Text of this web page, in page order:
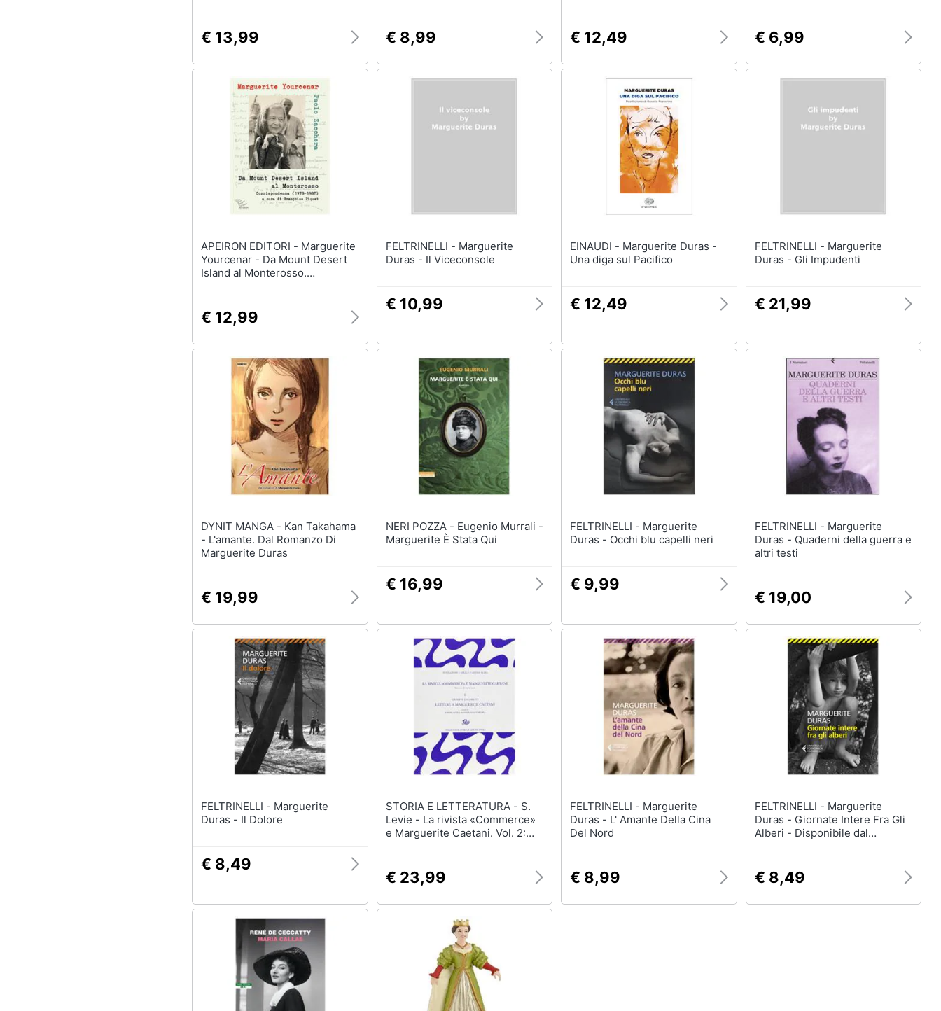
€ 13,99 € 8,99 € 12,49 € 6,99
APEIRON EDITORI - Marguerite
Yourcenar - Da Mount Desert
Island al Monterosso.
€ 12,99
FELTRINELLI - Marguerite
Duras - Il Viceconsole
€ 10,99
EINAUDI - Marguerite Duras -
Una diga sul Pacifico
€ 12,49
FELTRINELLI - Marguerite
Duras - Gli Impudenti
€ 21,99
DYNIT MANGA - Kan Takahama
- L'amante. Dal Romanzo Di
Marguerite Duras
€ 19,99
NERI POZZA - Eugenio Murrali -
Marguerite È Stata Qui
€ 16,99
FELTRINELLI - Marguerite
Duras - Occhi blu capelli neri
€ 9,99
FELTRINELLI - Marguerite
Duras - Quaderni della guerra e
altri testi
€ 19,00
FELTRINELLI - Marguerite
Duras - Il Dolore
€ 8,49
STORIA E LETTERATURA - S.
Levie - La rivista «Commerce»
e Marguerite Caetani. Vol. 2:
€ 23,99
FELTRINELLI - Marguerite
Duras - L' Amante Della Cina
Del Nord
€ 8,99
FELTRINELLI - Marguerite
Duras - Giornate Intere Fra Gli
Alberi - Disponibile dal
€ 8,49